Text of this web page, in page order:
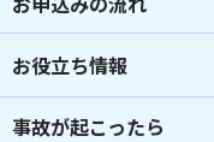
お役立ち情報
事故が起こったら